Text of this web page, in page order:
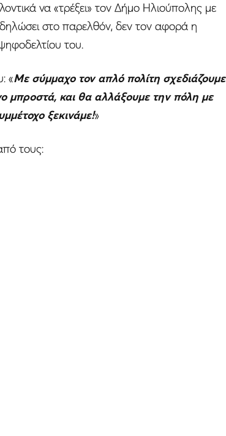
να «τρέξει» τον Δήμο Ηλιούπολης με
στο παρελθόν, δεν τον αφορά η
του.
«Με σύμμαχο τον απλό πολίτη σχεδιάζουμε
μπροστά, και θα αλλάξουμε την πόλη με
ξεκινάμε!»
τους: